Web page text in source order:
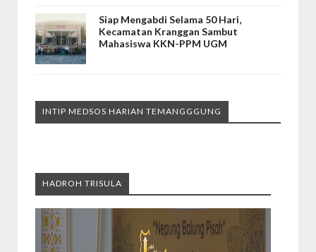
Siap Mengabdi Selama 50 Hari,
Kecamatan Kranggan Sambut
Mahasiswa KKN-PPM UGM
INTIP MEDSOS HARIAN TEMANGGGUNG
HADROH TRISULA